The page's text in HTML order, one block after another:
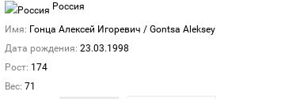
Россия
Имя: Гонца Алексей Игоревич / Gontsa Aleksey
Дата рождения: 23.03.1998
Рост: 174
Вес: 71